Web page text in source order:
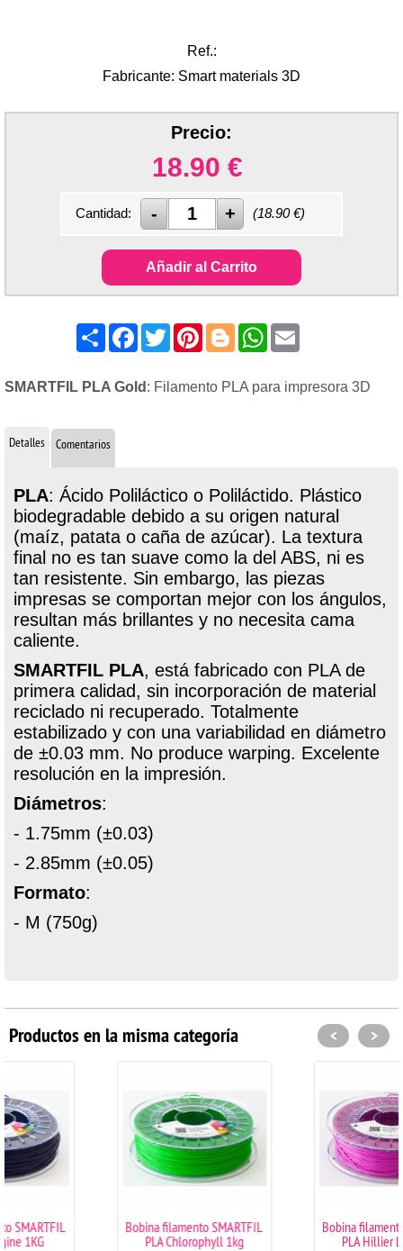
Ref.:
Fabricante: Smart materials 3D
Precio:
18.90 €
Cantidad: (18.90€)
Añadir al Carrito
ShareFacebook
TwitterPinterest
BloggerWhatsApp
SMARTFIL PLA Gold : Filamento PLA para impresora 3D
Detalles Comentarios
PLA: Ácido Poliláctico o Poliláctido. Plástico
biodegradable debido a su origen natural
(maíz, patata o caña de azúcar). La textura
final no es tan suave como la del ABS, ni es
tan resistente. Sin embargo, las piezas
impresas se comportan mejor con los ángulos,
resultan más brillantes y no necesita cama
caliente.
SMARTFIL PLA, está fabricado con PLA de
primera calidad, sin incorporación de material
reciclado ni recuperado. Totalmente
estabilizado y con una variabilidad en diámetro
de ±0.03 mm. No produce warping. Excelente
resolución en la impresión.
Diámetros:
- 1.75mm (±0.03)
- 2.85mm (±0.05)
Formato:
- M (750g)
Productos en la misma categoría
Bobina filamento SMARTFIL
PLA Chlorophyll 1kg
Bobina filamento SMARTFIL
PLA Hillier Lake 1kg
< >